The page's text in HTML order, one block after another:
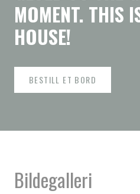
MOMENT. THIS
HOUSE!
BESTILL ET BORD
Bildegalleri